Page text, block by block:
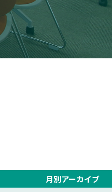
月別アーカイブ